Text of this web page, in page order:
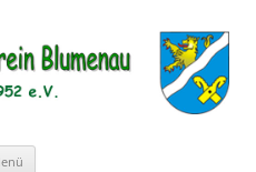
Blumenau von
e.V.